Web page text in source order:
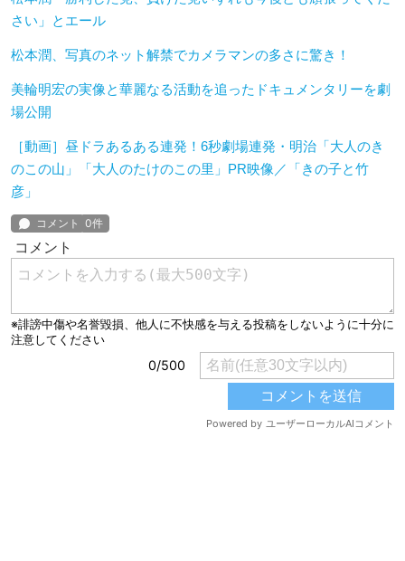
さい」とエール
松本潤、写真のネット解禁でカメラマンの多さに驚き！
美輪明宏の実像と華麗なる活動を追ったドキュメンタリーを劇
場公開
［動画］昼ドラあるある連発！6秒劇場連発・明治「大人のき
のこの山」「大人のたけのこの里」PR映像／「きの子と竹
彦」